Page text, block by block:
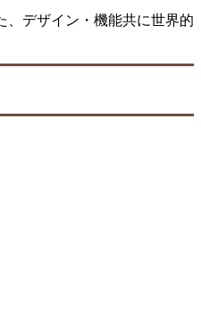
、デザイン・機能共に世界的